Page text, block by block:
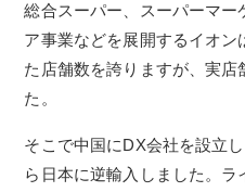
総合スーパー、スーパーマー
ア事業などを展開するイオ
た店舗数を誇りますが、実
た。
そこで中国にDX会社を設立
ら日本に逆輸入しました。